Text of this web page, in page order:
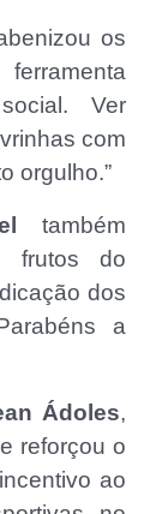
os
Ver
com
orgulho.”
também
frutos do
dos
a
Ádoles,
reforçou o
ao